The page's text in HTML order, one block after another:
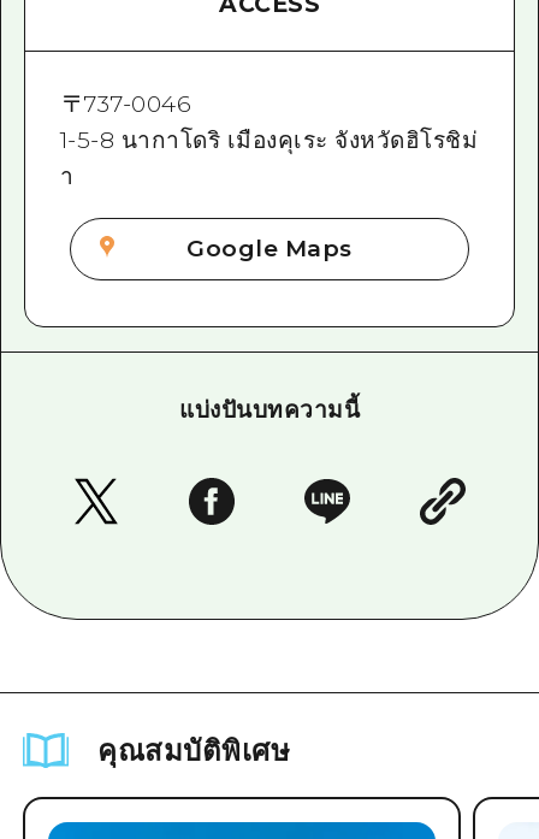
〒737-0046
1-5-8 นากาโดริ เมืองคุเระ จังหวัดฮิโรชิม่
า
Google Maps
แบ่งปันบทความนี้
คุณสมบัติพิเศษ